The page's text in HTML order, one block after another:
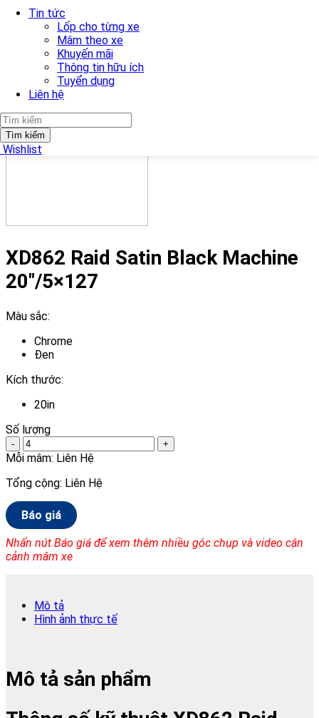
Tin tức
Lốp cho từng xe
Mâm theo xe
Khuyến mãi
Thông tin hữu ích
Tuyển dụng
Liên hệ
Tìm kiếm
Wishlist
Previous Next
XD862 Raid Satin Black Machine
20″/5×127
Màu sắc:
Chrome
Đen
Kích thước:
20in
Số lượng
- +
Mỗi mâm: Liên Hệ
Tổng cộng: Liên Hệ
Báo giá
Nhấn nút Báo giá để xem thêm nhiều góc chụp và video cận
cảnh mâm xe
Mô tả
Hình ảnh thực tế
Mô tả sản phẩm